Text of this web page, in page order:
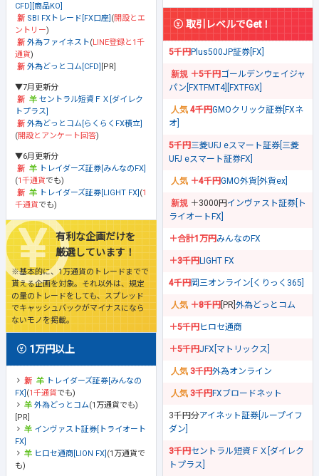
CFD][商品KO]
SBI FXトレード[FX口座] (開設とエ
ントリー)
外為ファイネスト(LINE登録と1千
通貨)
外為どっとコム[CFD] [PR]
▼7月更新分
セントラル短資ＦＸ[ダイレク
トプラス]
外為どっとコム[らくらくFX積立]
(開設とアンケート回答)
▼6月更新分
トレイダーズ証券[みんなのFX]
(1千通貨でも)
トレイダーズ証券[LIGHT FX] (1
千通貨でも)
有利な企画だけを
厳選しています！
※基本的に、1万通貨のトレードまでで
貰える企画を対象。それ以外は、規定
の量のトレードをしても、スプレッド
でキャッシュバックがマイナスになら
ないモノを掲載。
1万円以上
トレイダーズ証券[みんなの
FX] (1千通貨でも)
外為どっとコム(1万通貨でも)
[PR]
インヴァスト証券[トライオート
FX]
ヒロセ通商[LION FX] (1万通貨で
も)
取引レベルでGet！
5千円Plus500JP証券[FX]
＋5千円ゴールデンウェイジャ
パン[FXTFMT4][FXTFGX]
4千円GMOクリック証券[FXネ
オ]
5千円三菱UFJ eスマート証券[三菱
UFJ eスマート証券FX]
＋4千円GMO外貨[外貨ex]
＋3000円 インヴァスト証券[ト
ライオートFX]
＋合計1万円みんなのFX
＋3千円LIGHT FX
4千円岡三オンライン[くりっく365]
＋8千円 [PR] 外為どっとコム
＋5千円ヒロセ通商
＋5千円JFX[マトリックス]
3千円外為オンライン
3千円FXブロードネット
3千円分アイネット証券[ループイフ
ダン]
3千円セントラル短資ＦＸ[ダイレク
トプラス]